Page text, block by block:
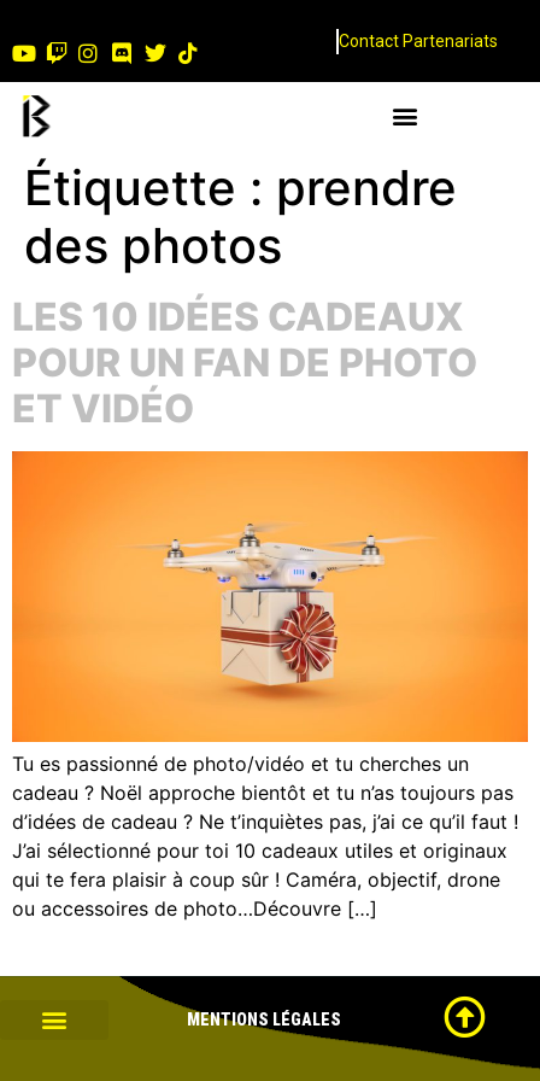
Contact Partenariats
Étiquette : prendre
des photos
LES 10 IDÉES CADEAUX
POUR UN FAN DE PHOTO
ET VIDÉO
Tu es passionné de photo/vidéo et tu cherches un
cadeau ? Noël approche bientôt et tu n’as toujours pas
d’idées de cadeau ? Ne t’inquiètes pas, j’ai ce qu’il faut !
J’ai sélectionné pour toi 10 cadeaux utiles et originaux
qui te fera plaisir à coup sûr ! Caméra, objectif, drone
ou accessoires de photo…Découvre […]
MENTIONS LÉGALES